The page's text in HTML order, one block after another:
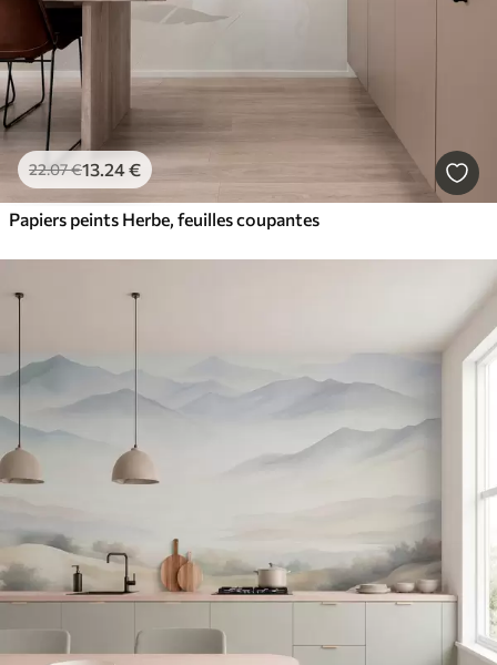
22.07€13.24€
Papiers peints Herbe, feuilles coupantes